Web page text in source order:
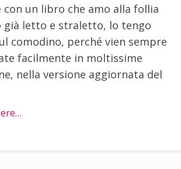
un libro che amo alla follia
già letto e straletto, lo tengo
comodino, perché vien sempre
facilmente in moltissime
nella versione aggiornata del